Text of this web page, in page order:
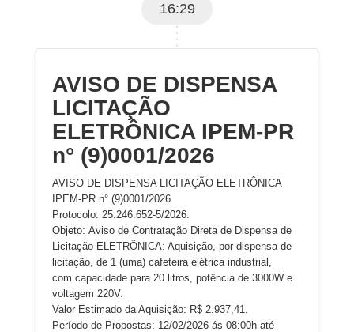
16:29
AVISO DE DISPENSA
LICITAÇÃO
ELETRÔNICA IPEM-PR
n° (9)0001/2026
AVISO DE DISPENSA LICITAÇÃO ELETRÔNICA
IPEM-PR n° (9)0001/2026
Protocolo: 25.246.652-5/2026.
Objeto: Aviso de Contratação Direta de Dispensa de
Licitação ELETRÔNICA: Aquisição, por dispensa de
licitação, de 1 (uma) cafeteira elétrica industrial,
com capacidade para 20 litros, potência de 3000W e
voltagem 220V.
Valor Estimado da Aquisição: R$ 2.937,41.
Período de Propostas: 12/02/2026 ás 08:00h até